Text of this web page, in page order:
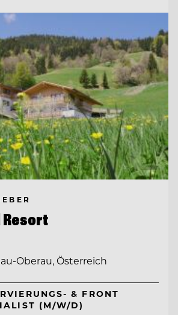
Resort
Oberau, Österreich
& FRONT
(M/W/D)